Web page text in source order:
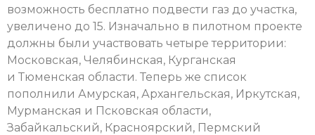
возможность бесплатно подвести газ до участка,
увеличено до 15. Изначально в пилотном проекте
должны были участвовать четыре территории:
Московская, Челябинская, Курганская
и Тюменская области. Теперь же список
пополнили Амурская, Архангельская, Иркутская,
Мурманская и Псковская области,
Забайкальский, Красноярский, Пермский